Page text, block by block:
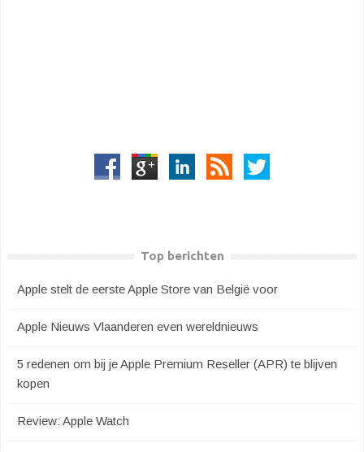
Top berichten
Apple stelt de eerste Apple Store van België voor
Apple Nieuws Vlaanderen even wereldnieuws
5 redenen om bij je Apple Premium Reseller (APR) te blijven
kopen
Review: Apple Watch